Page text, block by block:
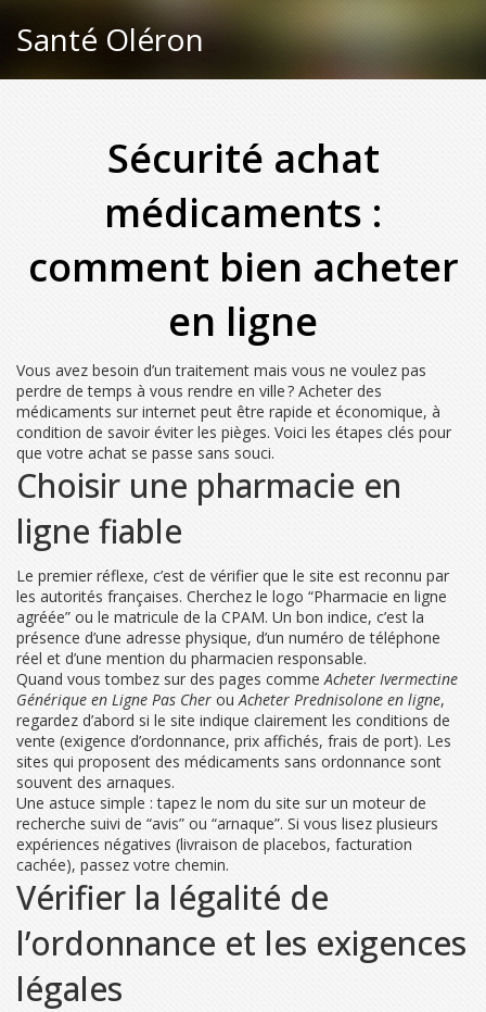
Santé Oléron
Sécurité achat
médicaments :
comment bien acheter
en ligne
Vous avez besoin d’un traitement mais vous ne voulez pas
perdre de temps à vous rendre en ville ? Acheter des
médicaments sur internet peut être rapide et économique, à
condition de savoir éviter les pièges. Voici les étapes clés pour
que votre achat se passe sans souci.
Choisir une pharmacie en
ligne fiable
Le premier réflexe, c’est de vérifier que le site est reconnu par
les autorités françaises. Cherchez le logo “Pharmacie en ligne
agréée” ou le matricule de la CPAM. Un bon indice, c’est la
présence d’une adresse physique, d’un numéro de téléphone
réel et d’une mention du pharmacien responsable.
Quand vous tombez sur des pages commeAcheter Ivermectine
Générique en Ligne Pas Cher ouAcheter Prednisolone en ligne,
regardez d’abord si le site indique clairement les conditions de
vente (exigence d’ordonnance, prix affichés, frais de port). Les
sites qui proposent des médicaments sans ordonnance sont
souvent des arnaques.
Une astuce simple : tapez le nom du site sur un moteur de
recherche suivi de “avis” ou “arnaque”. Si vous lisez plusieurs
expériences négatives (livraison de placebos, facturation
cachée), passez votre chemin.
Vérifier la légalité de
l’ordonnance et les exigences
légales